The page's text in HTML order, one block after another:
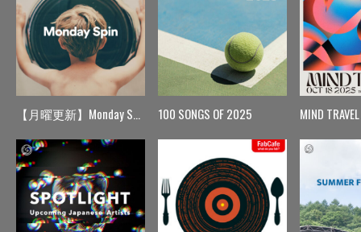
【月曜更新】Monday Spin 100 SONGS OF 2025 MIND TRAVEL